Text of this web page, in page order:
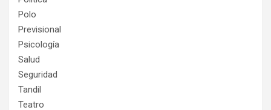
Polo
Previsional
Psicología
Salud
Seguridad
Tandil
Teatro